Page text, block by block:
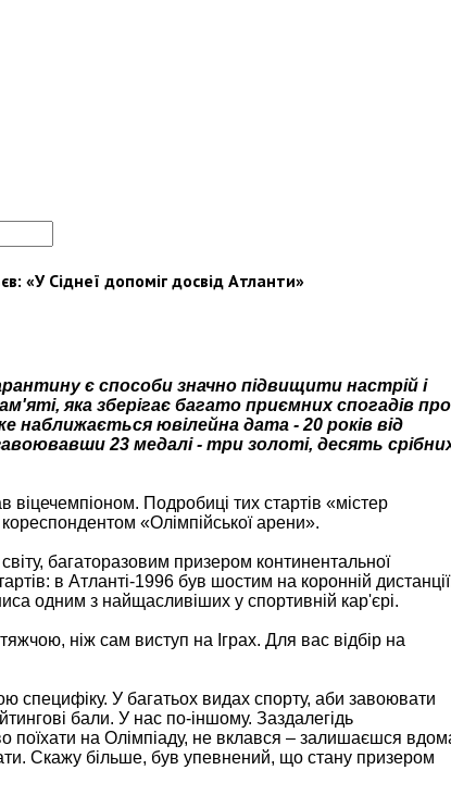
«У Сіднеї допоміг досвід Атланти»
є способи значно підвищити настрій і
яка зберігає багато приємних спогадів про
наближається ювілейна дата - 20 років від
23 медалі - три золоті, десять
Подробиці тих стартів «містер
«Олімпійської арени».
багаторазовим призером континентальної
в Атланті-1996 був шостим на коронній
одним з найщасливіших у спортивній кар'єрі.
ніж сам виступ на Іграх. Для вас відбір на
специфіку. У багатьох видах спорту, аби завоювати
бали. У нас по-іншому. Заздалегідь
поїхати на Олімпіаду, не вклався – залишаєшся
Скажу більше, був упевнений, що стану призером